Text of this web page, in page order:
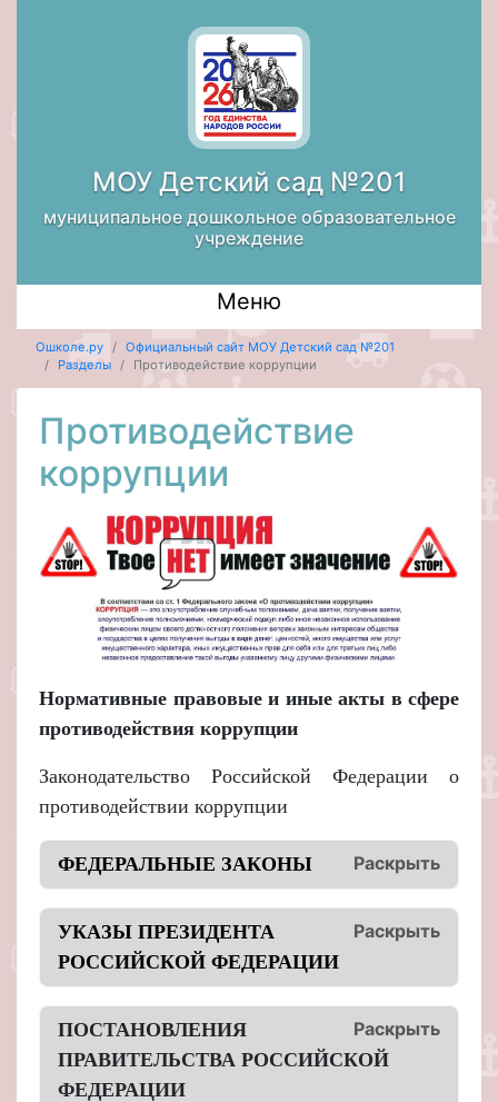
МОУ Детский сад №201
муниципальное дошкольное образовательное
учреждение
Меню
Ошколе.ру
Официальный сайт МОУ Детский сад №201
Разделы
Противодействие коррупции
Противодействие
коррупции
Нормативные правовые и иные акты в сфере
противодействия коррупции
Законодательство Российской Федерации о
противодействии коррупции
Раскрыть
ФЕДЕРАЛЬНЫЕ ЗАКОНЫ
Раскрыть
УКАЗЫ ПРЕЗИДЕНТА
РОССИЙСКОЙ ФЕДЕРАЦИИ
Раскрыть
ПОСТАНОВЛЕНИЯ
ПРАВИТЕЛЬСТВА РОССИЙСКОЙ
ФЕДЕРАЦИИ